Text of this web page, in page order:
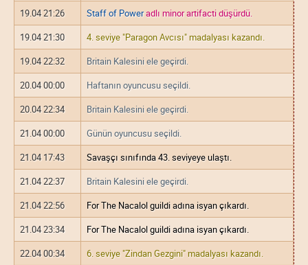
19.04 21:26
Staff of Poweradlı minor artifacti düşürdü.
19.04 21:30
4. seviye "Paragon Avcısı" madalyası kazandı.
19.04 22:32
Britain Kalesini ele geçirdi.
20.04 00:00
Haftanın oyuncusu seçildi.
20.04 22:34
Britain Kalesini ele geçirdi.
21.04 00:00
Günün oyuncusu seçildi.
21.04 17:43
Savaşçı sınıfında 43. seviyeye ulaştı.
21.04 22:37
Britain Kalesini ele geçirdi.
21.04 22:56
For The Nacalol guildi adına isyan çıkardı.
21.04 23:34
For The Nacalol guildi adına isyan çıkardı.
22.04 00:34
6. seviye "Zindan Gezgini" madalyası kazandı.